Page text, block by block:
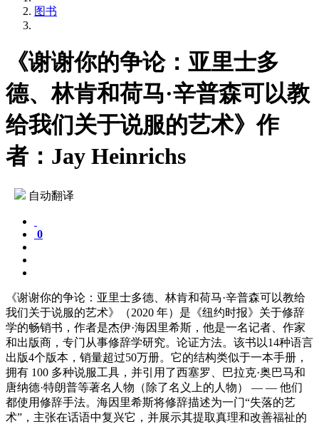
图书
《谢谢你的争论：亚里士多
德、林肯和荷马·辛普森可以教
给我们关于说服的艺术》作
者：Jay Heinrichs
自动翻译
0
《谢谢你的争论：亚里士多德、林肯和荷马·辛普森可以教给
我们关于说服的艺术》（2020 年）是《纽约时报》关于修辞
学的畅销书，作者是杰伊·海因里希斯，他是一名记者、作家
和出版商，专门从事修辞学研究。论证方法。该书以14种语言
出版4个版本，销量超过50万册。它的结构类似于一本手册，
拥有 100 多种说服工具，并引用了西塞罗、巴拉克·奥巴马和
唐纳德·特朗普等著名人物（除了名义上的人物） — — 他们
都使用修辞手法。海因里希斯将修辞描述为一门“失落的艺
术”，主张在话语中复兴它，并展示其提取真理和改善福祉的